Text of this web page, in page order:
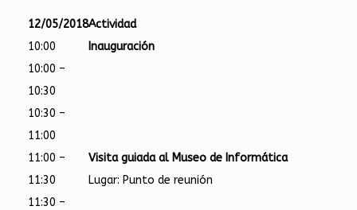
12/05/2018Actividad
10:00
Inauguración
10:00 –
10:30
10:30 –
11:00
11:00 –
11:30
Visita guiada al Museo de Informática
Lugar: Punto de reunión
11:30 –